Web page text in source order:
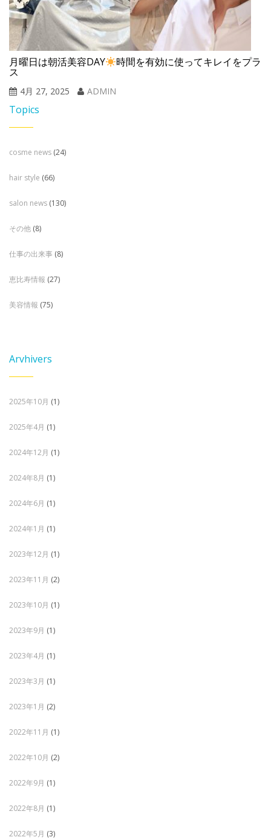
月曜日は朝活美容DAY 時間を有効に使ってキレイをプラ
ス
4月 27, 2025 ADMIN
Topics
cosme news (24)
hair style (66)
salon news (130)
その他 (8)
仕事の出来事 (8)
恵比寿情報 (27)
美容情報 (75)
Arvhivers
2025年10月 (1)
2025年4月 (1)
2024年12月 (1)
2024年8月 (1)
2024年6月 (1)
2024年1月 (1)
2023年12月 (1)
2023年11月 (2)
2023年10月 (1)
2023年9月 (1)
2023年4月 (1)
2023年3月 (1)
2023年1月 (2)
2022年11月 (1)
2022年10月 (2)
2022年9月 (1)
2022年8月 (1)
2022年5月 (3)